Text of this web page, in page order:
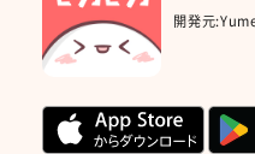
開発元: